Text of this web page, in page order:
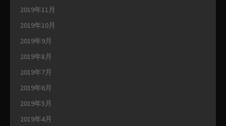
2019年11月
2019年10月
2019年9月
2019年8月
2019年7月
2019年6月
2019年5月
2019年4月